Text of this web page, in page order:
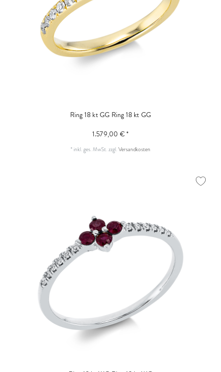
Ring 18 kt GG Ring 18 kt GG
1.579,00 € *
* inkl. ges. MwSt.zzgl.Versandkosten